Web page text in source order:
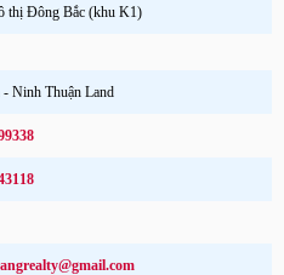
thị Đông Bắc (khu K1)
- Ninh Thuận Land